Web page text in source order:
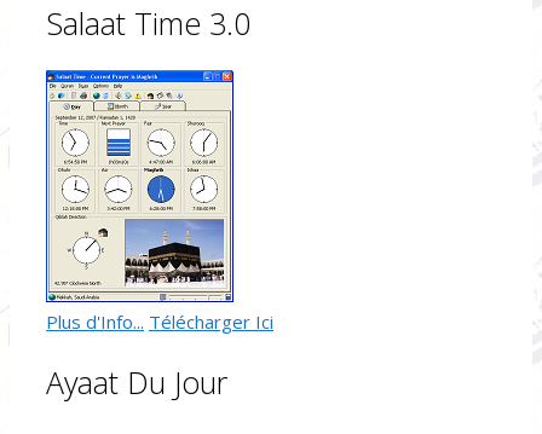
Salaat Time 3.0
Plus d'Info... Télécharger Ici
Ayaat Du Jour